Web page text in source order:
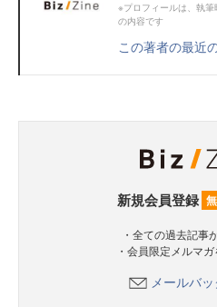
※プロフィールは、執
の内容です
この著者の最近
新規会員登録
・全ての過去記事
・会員限定メルマ
メールバ